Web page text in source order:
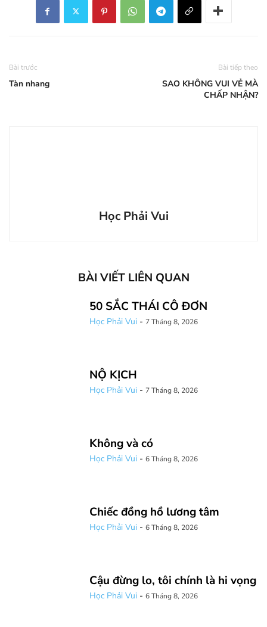
Bài trước
Tàn nhang
Bài tiếp theo
SAO KHÔNG VUI VẺ MÀ
CHẤP NHẬN?
Học Phải Vui
BÀI VIẾT LIÊN QUAN
50 SẮC THÁI CÔ ĐƠN
Học Phải Vui - 7 Tháng 8, 2026
NỘ KỊCH
Học Phải Vui - 7 Tháng 8, 2026
Không và có
Học Phải Vui - 6 Tháng 8, 2026
Chiếc đồng hồ lương tâm
Học Phải Vui - 6 Tháng 8, 2026
Cậu đừng lo, tôi chính là hi vọng
Học Phải Vui - 6 Tháng 8, 2026